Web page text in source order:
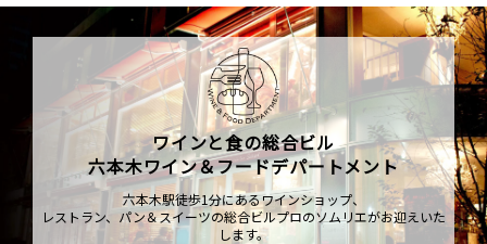
ワインと食の総合ビル
六本木ワイン＆フードデパートメント
六本木駅徒歩1分にあるワインショップ、
レストラン、パン＆スイーツの総合ビルプロのソムリエがお迎えいた
します。